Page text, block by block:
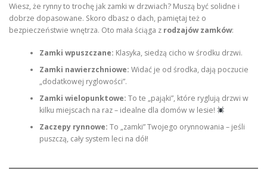
Wiesz, że rynny to trochę jak zamki w drzwiach? Muszą być solidne i
dobrze dopasowane. Skoro dbasz o dach, pamiętaj też o
bezpieczeństwie wnętrza. Oto mała ściąga z rodzajów zamków:
Zamki wpuszczane: Klasyka, siedzą cicho w środku drzwi.
Zamki nawierzchniowe: Widać je od środka, dają poczucie
„dodatkowej ryglowości”.
Zamki wielopunktowe: To te „pająki”, które ryglują drzwi w
kilku miejscach na raz – idealne dla domów w lesie!
Zaczepy rynnowe: To „zamki” Twojego orynnowania – jeśli
puszczą, cały system leci na dół!